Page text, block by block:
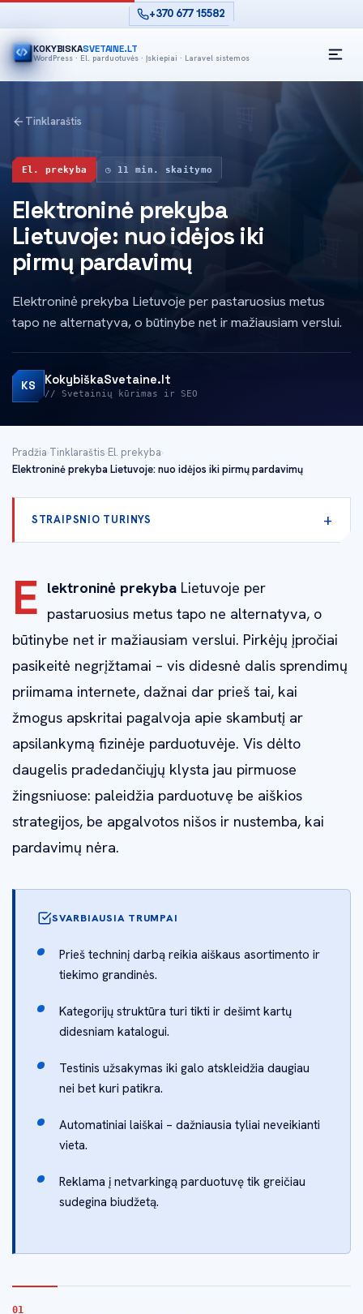
+370 677 15582
KOKYBISKASVETAINE.LT
WordPress · El. parduotuvės · Įskiepiai · Laravel sistemos
Tinklaraštis
El. prekyba ◷ 11 min. skaitymo
Elektroninė prekyba
Lietuvoje: nuo idėjos iki
pirmų pardavimų
Elektroninė prekyba Lietuvoje per pastaruosius metus
tapo ne alternatyva, o būtinybe net ir mažiausiam verslui.
KS KokybiškaSvetaine.lt
// Svetainių kūrimas ir SEO
Pradžia Tinklaraštis El. prekyba
Elektroninė prekyba Lietuvoje: nuo idėjos iki pirmų pardavimų
STRAIPSNIO TURINYS
E lektroninė prekyba Lietuvoje per
pastaruosius metus tapo ne alternatyva, o
būtinybe net ir mažiausiam verslui. Pirkėjų įpročiai
pasikeitė negrįžtamai – vis didesnė dalis sprendimų
priimama internete, dažnai dar prieš tai, kai
žmogus apskritai pagalvoja apie skambutį ar
apsilankymą fizinėje parduotuvėje. Vis dėlto
daugelis pradedančiųjų klysta jau pirmuose
žingsniuose: paleidžia parduotuvę be aiškios
strategijos, be apgalvotos nišos ir nustemba, kai
pardavimų nėra.
SVARBIAUSIA TRUMPAI
Prieš techninį darbą reikia aiškaus asortimento ir
tiekimo grandinės.
Kategorijų struktūra turi tikti ir dešimt kartų
didesniam katalogui.
Testinis užsakymas iki galo atskleidžia daugiau
nei bet kuri patikra.
Automatiniai laiškai – dažniausia tyliai neveikianti
vieta.
Reklama į netvarkingą parduotuvę tik greičiau
sudegina biudžetą.